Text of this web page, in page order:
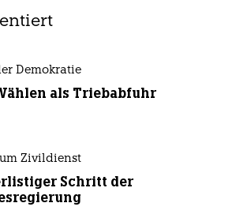
Demokratie
als Triebabfuhr
Zivildienst
Schritt der